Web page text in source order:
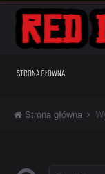
STRONA GŁÓWNA
Strona główna